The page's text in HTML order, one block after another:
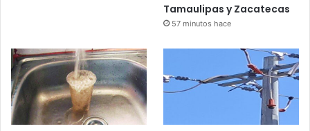
Tamaulipas y Zacatecas
57 minutos hace